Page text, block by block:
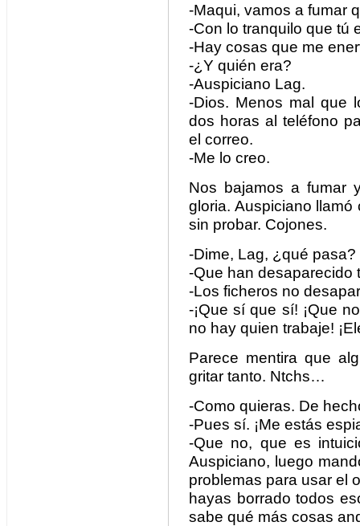
-Maqui, vamos a fumar
-Con lo tranquilo que tú
-Hay cosas que me
-¿Y quién era?
-Auspiciano Lag.
-Dios. Menos mal que
dos horas al teléfono
el correo.
-Me lo creo.
Nos bajamos a fumar
gloria. Auspiciano
sin probar. Cojones.
-Dime, Lag, ¿qué pasa?
-Que han desaparecido
-Los ficheros no
-¡Que sí que sí! ¡Que
no hay quien trabaje!
Parece mentira que
gritar tanto. Ntchs…
-Como quieras. De
-Pues sí. ¡Me estás
-Que no, que es
Auspiciano, luego
problemas para usar el
hayas borrado todos
sabe qué más cosas